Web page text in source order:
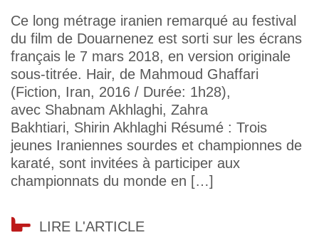
Ce long métrage iranien remarqué au festival
du film de Douarnenez est sorti sur les écrans
français le 7 mars 2018, en version originale
sous-titrée. Hair, de Mahmoud Ghaffari
(Fiction, Iran, 2016 / Durée: 1h28),
avec Shabnam Akhlaghi, Zahra
Bakhtiari, Shirin Akhlaghi Résumé : Trois
jeunes Iraniennes sourdes et championnes de
karaté, sont invitées à participer aux
championnats du monde en […]
LIRE L'ARTICLE